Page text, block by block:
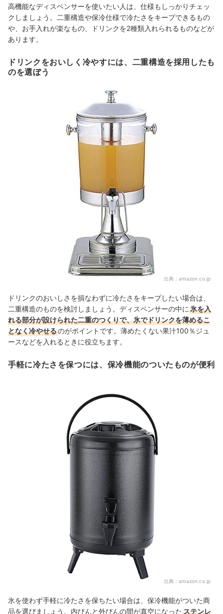
高機能なディスペンサーを使いたい人は、仕様もしっかりチェッ
クしましょう。二重構造や保冷仕様で冷たさをキープできるもの
や、お手入れが楽なもの、ドリンクを2種類入れられるものなどが
あります。
ドリンクをおいしく冷やすには、二重構造を採用したも
のを選ぼう
出典： amazon.co.jp
ドリンクのおいしさを損なわずに冷たさをキープしたい場合は、
二重構造のものを検討しましょう。ディスペンサーの中に 氷を入
れる部分が設けられた二重のつくりで、氷でドリンクを薄めるこ
となく冷やせるのがポイントです。薄めたくない果汁100％ジュ
ースなどを入れるときに役立ちます。
手軽に冷たさを保つには、保冷機能のついたものが便利
出典： amazon.co.jp
氷を使わず手軽に冷たさを保ちたい場合は、保冷機能がついた商
品を選びましょう。内びんと外びんの間が真空になった ステンレ